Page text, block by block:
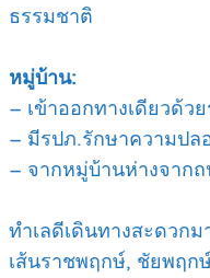
ธรรมชาติ
หมู่บ้าน:
– เข้าออกทางเดียวด้ว
– มีรปภ.รักษาความปล
– จากหมู่บ้านห่างจาก
ทำเลดีเดินทางสะดวก
เส้นราชพฤกษ์, ชัยพฤก